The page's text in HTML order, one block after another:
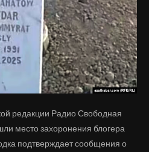
редакции Радио Свободная
место захоронения блогера
подтверждает сообщения о